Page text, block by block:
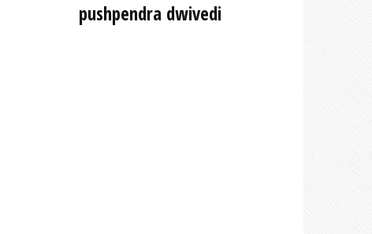
pushpendra dwivedi